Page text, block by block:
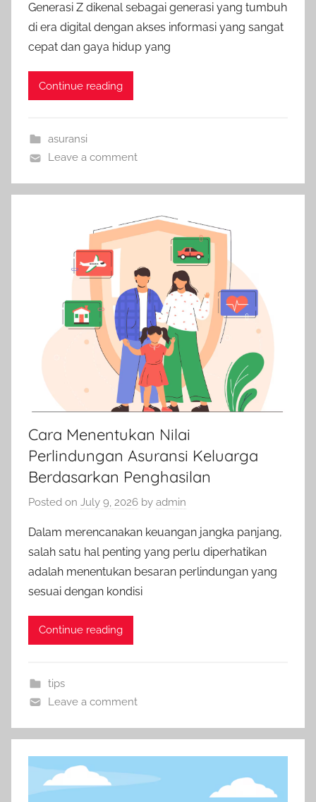
Generasi Z dikenal sebagai generasi yang tumbuh
di era digital dengan akses informasi yang sangat
cepat dan gaya hidup yang
Continue reading
asuransi
Leave a comment
Cara Menentukan Nilai
Perlindungan Asuransi Keluarga
Berdasarkan Penghasilan
Posted on July 9, 2026 by admin
Dalam merencanakan keuangan jangka panjang,
salah satu hal penting yang perlu diperhatikan
adalah menentukan besaran perlindungan yang
sesuai dengan kondisi
Continue reading
tips
Leave a comment